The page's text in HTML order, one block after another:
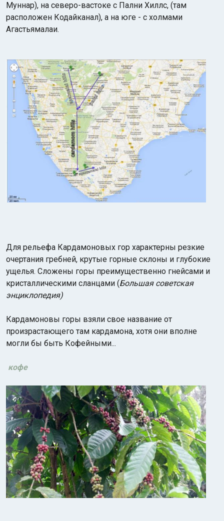
Муннар), на северо-вастоке с Пални Хиллс, (там
расположен Кодайканал), а на юге - с холмами
Агастьямалаи.
Для рельефа Кардамоновых гор характерны резкие
очертания гребней, крутые горные склоны и глубокие
ущелья. Сложены горы преимущественно гнейсами и
кристаллическими сланцами (Большая советская
энциклопедия)
Кардамоновы горы взяли свое название от
произрастающего там кардамона, хотя они вполне
могли бы быть Кофейными...
кофе